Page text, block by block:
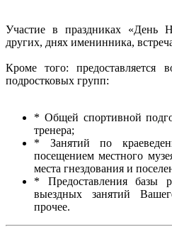
Участие в праздниках «День
других, днях именинника,
Кроме того: предоставляется
подростковых групп:
* Общей спортивной
тренера;
* Занятий по
посещением местного
места гнездования и
* Предоставления базы
выездных занятий
прочее.